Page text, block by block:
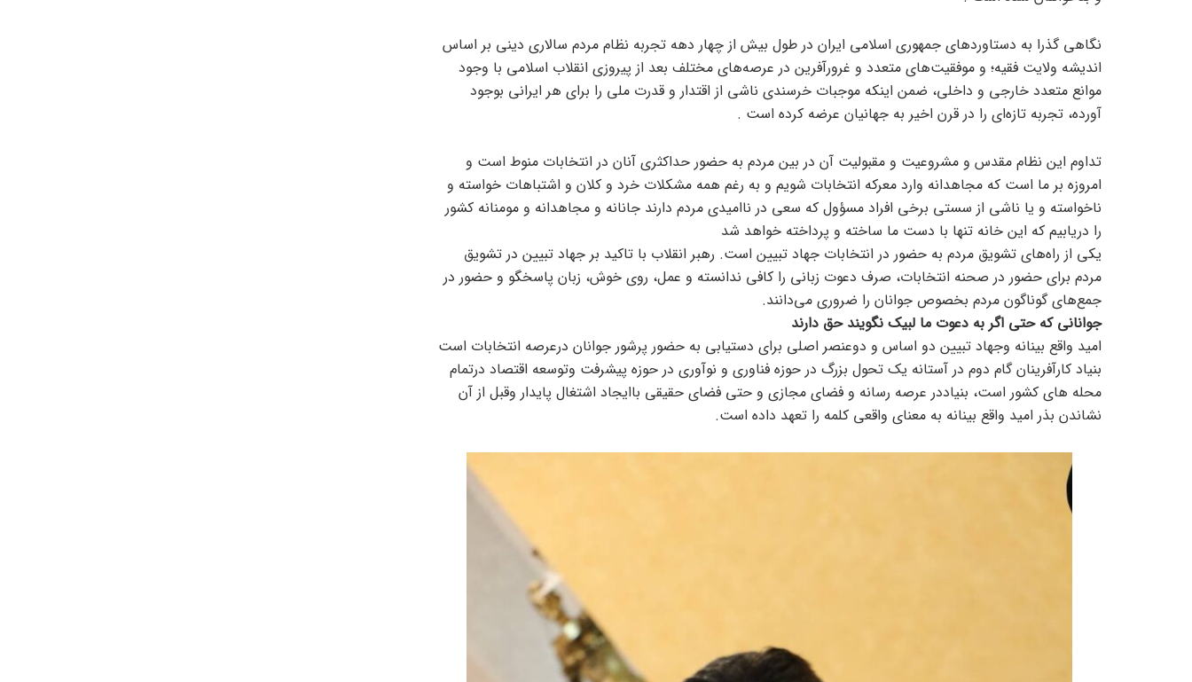
نگاهی گذرا به دستاوردهای جمهوری اسلامی ایران در طول بیش از چهار دهه تجربه نظام مردم سالاری دینی بر اساس
اندیشه ولایت فقیه؛ و موفقیت‌های متعدد و غرورآفرین در عرصه‌های مختلف بعد از پیروزی انقلاب اسلامی با وجود
موانع متعدد خارجی و داخلی، ضمن اینکه موجبات خرسندی ناشی از اقتدار و قدرت ملی را برای هر ایرانی بوجود
آورده، تجربه تازه‌ای را در قرن اخیر به جهانیان عرضه کرده است .
تداوم این نظام مقدس و مشروعیت و مقبولیت آن در بین مردم به حضور حداکثری آنان در انتخابات منوط است و
امروزه بر ما است که مجاهدانه وارد معرکه انتخابات شویم و به رغم همه مشکلات خرد و کلان و اشتباهات خواسته و
ناخواسته و یا ناشی از سستی برخی افراد مسؤول که سعی در ناامیدی مردم دارند جانانه و مجاهدانه و مومنانه کشور
را دریابیم که این خانه تنها با دست ما ساخته و پرداخته خواهد شد
یکی از راه‌های تشویق مردم به حضور در انتخابات جهاد تبیین است. رهبر انقلاب با تاکید بر جهاد تبیین در تشویق
مردم برای حضور در صحنه انتخابات، صرف دعوت زبانی را کافی ندانسته و عمل، روی خوش، زبان پاسخگو و حضور در
جمع‌های گوناگون مردم بخصوص جوانان را ضروری می‌دانند.
جوانانی که حتی اگر به دعوت ما لبیک نگویند حق دارند
امید واقع بینانه وجهاد تبیین دو اساس و دوعنصر اصلی برای دستیابی به حضور پرشور جوانان درعرصه انتخابات است
بنیاد کارآفرینان گام دوم در آستانه یک تحول بزرگ در حوزه فناوری و نوآوری در حوزه پیشرفت وتوسعه اقتصاد درتمام
محله های کشور است، بنیاددر عرصه رسانه و فضای مجازی و حتی فضای حقیقی باایجاد اشتغال پایدار وقبل از آن
نشاندن بذر امید واقع بینانه به معنای واقعی کلمه را تعهد داده است.